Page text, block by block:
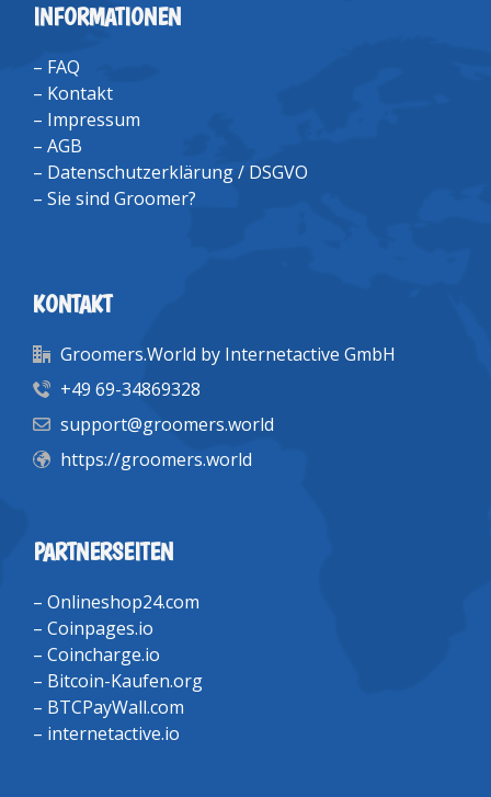
INFORMATIONEN
– FAQ
– Kontakt
– Impressum
– AGB
– Datenschutzerklärung / DSGVO
– Sie sind Groomer?
KONTAKT
Groomers.World by Internetactive GmbH
+49 69-34869328
support@groomers.world
https://groomers.world
PARTNERSEITEN
– Onlineshop24.com
– Coinpages.io
– Coincharge.io
– Bitcoin-Kaufen.org
– BTCPayWall.com
– internetactive.io